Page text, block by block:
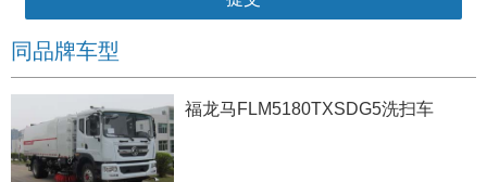
同品牌车型
福龙马FLM5180TXSDG5洗扫车